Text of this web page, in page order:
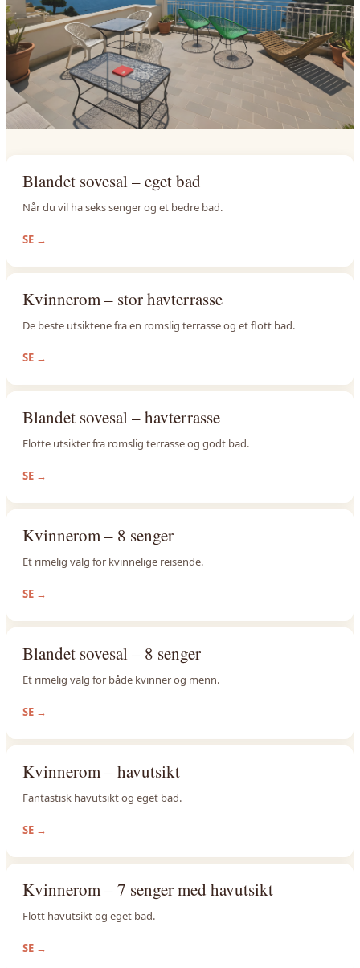
Blandet sovesal – eget bad
Når du vil ha seks senger og et bedre bad.
SE →
Kvinnerom – stor havterrasse
De beste utsiktene fra en romslig terrasse og et flott bad.
SE →
Blandet sovesal – havterrasse
Flotte utsikter fra romslig terrasse og godt bad.
SE →
Kvinnerom – 8 senger
Et rimelig valg for kvinnelige reisende.
SE →
Blandet sovesal – 8 senger
Et rimelig valg for både kvinner og menn.
SE →
Kvinnerom – havutsikt
Fantastisk havutsikt og eget bad.
SE →
Kvinnerom – 7 senger med havutsikt
Flott havutsikt og eget bad.
SE →